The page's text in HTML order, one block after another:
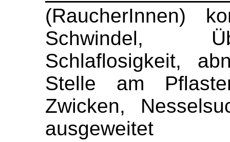
(RaucherInnen)
Schwindel,
Schlaflosigkeit,
Stelle am
Zwicken,
ausgeweitet